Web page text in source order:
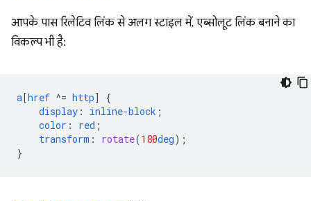
आपके पास रिलेटिव लिंक से अलग स्टाइल में, एब्सोलूट लिंक बनाने का
विकल्प भी है:
a[href ^= http]
{
display : inline-block ;
color : red ;
transform : rotate(180deg);
}